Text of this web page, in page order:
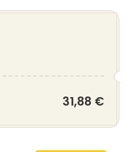
31,88 €